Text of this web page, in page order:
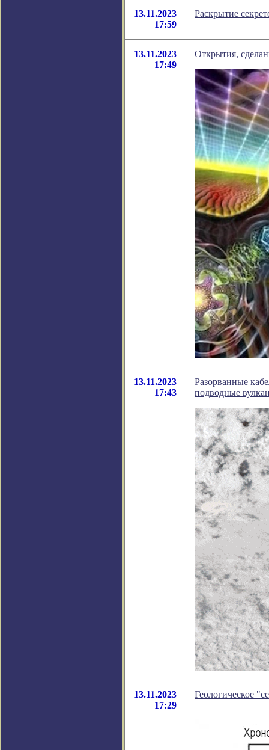
13.11.2023
17:59
Раскрытие
13.11.2023
17:49
Открытия,
13.11.2023
17:43
Разорванные
подводные
13.11.2023
17:29
Геологическое